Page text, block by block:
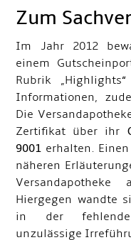
Zum
Im Jahr 2012
einem
Rubrik
Informationen,
Die
Zertifikat über ihr
9001 erhalten.
näheren
Hiergegen wandte
in der
unzulässige